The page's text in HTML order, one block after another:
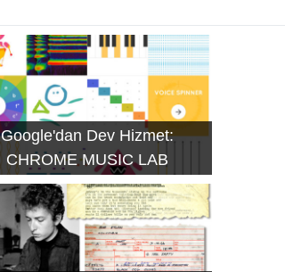
Google'dan Dev Hizmet:
CHROME MUSIC LAB